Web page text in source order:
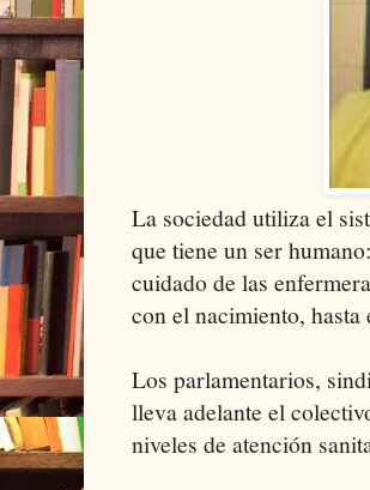
La sociedad utiliza el
que tiene un ser
cuidado de las
con el nacimiento,
Los parlamentarios,
lleva adelante el
niveles de atención